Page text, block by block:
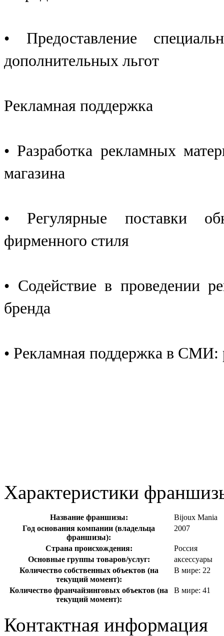
• Предоставление
дополнительных льгот
Рекламная поддержка
• Разработка рекламных
магазина
• Регулярные поставки
фирменного стиля
• Содействие в проведении
бренда
• Рекламная поддержка в СМИ:
Характеристики
Название франшизы:
Bijoux Mania
Год основания компании (владельца
франшизы):
2007
Страна происхождения:
Россия
Основные группы товаров/услуг:
аксессуары
Количество собственных объектов (на
текущий момент):
В мире: 22
Количество франчайзинговых объектов (на
текущий момент):
В мире: 41
Контактная информация